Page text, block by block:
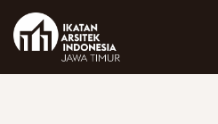
Skip
content